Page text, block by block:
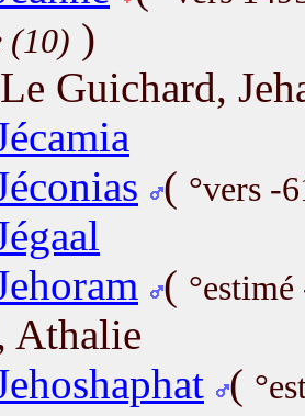
(10) )
Guichard,
( °vers -
(
Athalie
(